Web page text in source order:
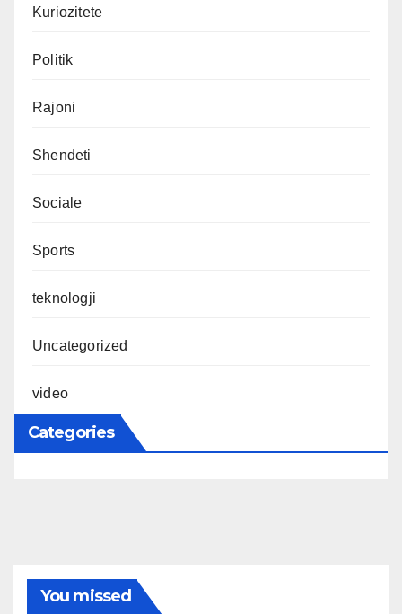
Kuriozitete
Politik
Rajoni
Shendeti
Sociale
Sports
teknologji
Uncategorized
video
Categories
You missed